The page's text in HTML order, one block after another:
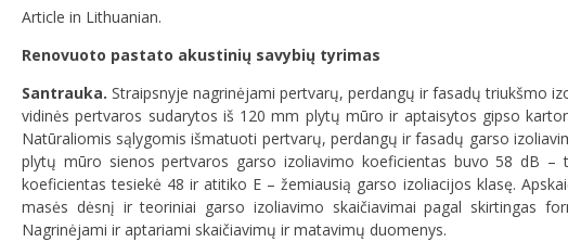
Article in Lithuanian.
Renovuoto pastato akustinių savybių tyrimas
Santrauka.Straipsnyje nagrinėjami pertvarų, perdangų ir fasadų triukšmo
vidinės pertvaros sudarytos iš 120 mm plytų mūro ir aptaisytos gipso
Natūraliomis sąlygomis išmatuoti pertvarų, perdangų ir fasadų garso
plytų mūro sienos pertvaros garso izoliavimo koeficientas buvo 58 dB
koeficientas tesiekė 48 ir atitiko E – žemiausią garso izoliacijos klasę.
masės dėsnį ir teoriniai garso izoliavimo skaičiavimai pagal skirtingas
Nagrinėjami ir aptariami skaičiavimų ir matavimų duomenys.